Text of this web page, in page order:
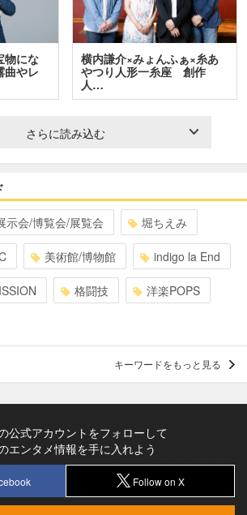
物にな
やレ
横内謙介×みょんふぁ×糸あ
やつり人形一糸座 創作
人…
さらに読み込む
示会/博覧会/展覧会 堀ちえみ
美術館/博物館 indigo la End
格闘技 洋楽POPS
キーワードをもっと見る
公式アカウントをフォローして
エンタメ情報を手に入れよう
Follow on X